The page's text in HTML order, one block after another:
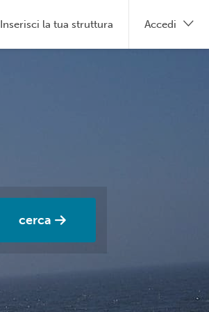
cerca
Inserisci la tua struttura Accedi